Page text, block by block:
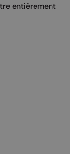
entièrement